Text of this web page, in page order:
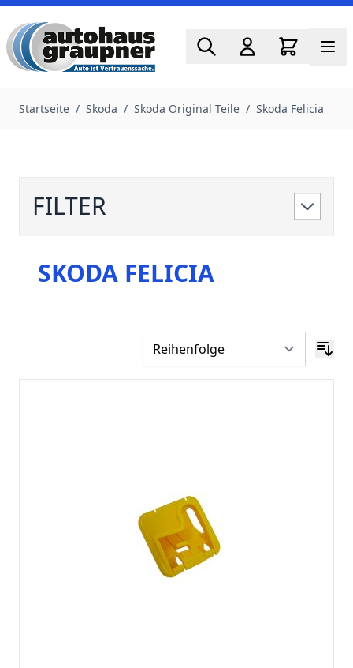
Zum Inhalt springen
Startseite / Skoda / Skoda Original Teile / Skoda Felicia
FILTER
SKODA FELICIA